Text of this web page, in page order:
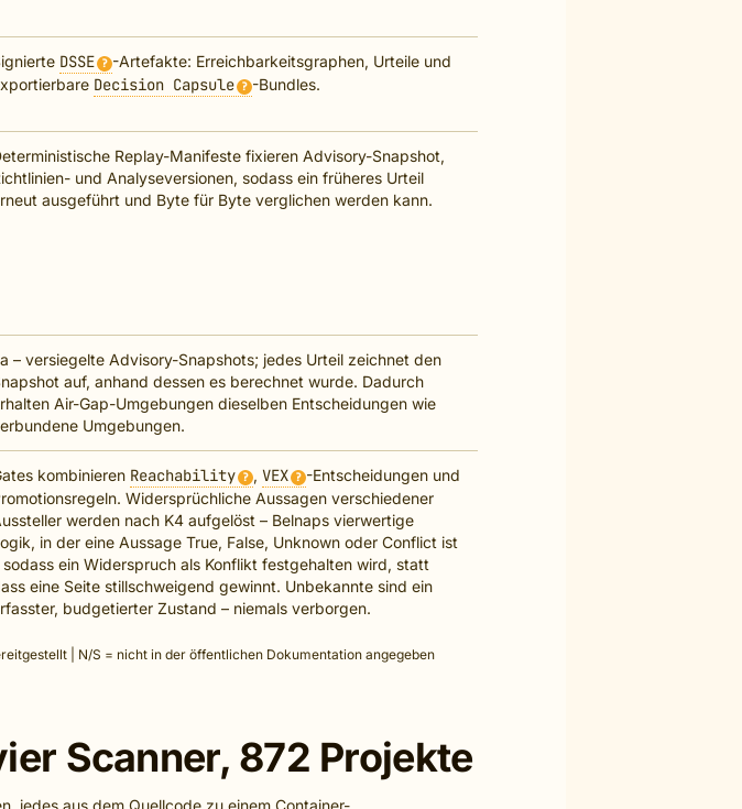
DSSE ? -Artefakte: Erreichbarkeitsgraphen, Urteile und
Decision Capsule ? -Bundles.
Replay-Manifeste fixieren Advisory-Snapshot,
und Analyseversionen, sodass ein früheres Urteil
ausgeführt und Byte für Byte verglichen werden kann.
– versiegelte Advisory-Snapshots; jedes Urteil zeichnet den
auf, anhand dessen es berechnet wurde. Dadurch
Air-Gap-Umgebungen dieselben Entscheidungen wie
Umgebungen.
kombinieren Reachability ? , VEX ? -Entscheidungen und
Widersprüchliche Aussagen verschiedener
werden nach K4 aufgelöst – Belnaps vierwertige
in der eine Aussage True, False, Unknown oder Conflict ist
sodass ein Widerspruch als Konflikt festgehalten wird, statt
eine Seite stillschweigend gewinnt. Unbekannte sind ein
budgetierter Zustand – niemals verborgen.
| N/S = nicht in der öffentlichen Dokumentation angegeben
Scanner, 872 Projekte
jedes aus dem Quellcode zu einem Container-